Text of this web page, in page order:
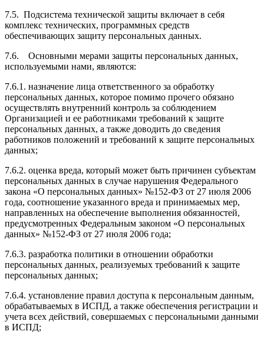
7.5. Подсистема технической защиты включает в себя
комплекс технических, программных средств
обеспечивающих защиту персональных данных.
7.6. Основными мерами защиты персональных данных,
используемыми нами, являются:
7.6.1. назначение лица ответственного за обработку
персональных данных, которое помимо прочего обязано
осуществлять внутренний контроль за соблюдением
Организацией и ее работниками требований к защите
персональных данных, а также доводить до сведения
работников положений и требований к защите персональных
данных;
7.6.2. оценка вреда, который может быть причинен субъектам
персональных данных в случае нарушения Федерального
закона «О персональных данных» №152-ФЗ от 27 июля 2006
года, соотношение указанного вреда и принимаемых мер,
направленных на обеспечение выполнения обязанностей,
предусмотренных Федеральным законом «О персональных
данных» №152-ФЗ от 27 июля 2006 года;
7.6.3. разработка политики в отношении обработки
персональных данных, реализуемых требований к защите
персональных данных;
7.6.4. установление правил доступа к персональным данным,
обрабатываемых в ИСПД, а также обеспечения регистрации и
учета всех действий, совершаемых с персональными данными
в ИСПД;